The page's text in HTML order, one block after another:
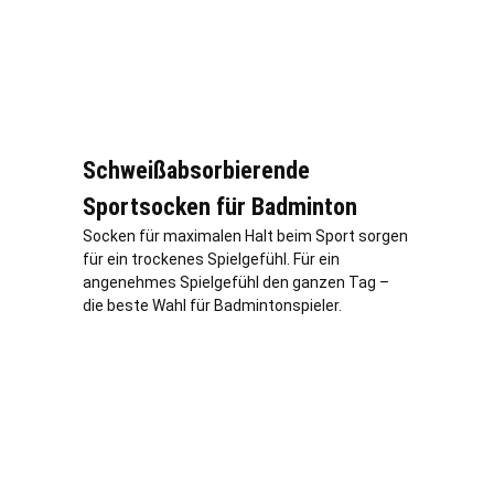
Schweißabsorbierende
Sportsocken für Badminton
Socken für maximalen Halt beim Sport sorgen
für ein trockenes Spielgefühl. Für ein
angenehmes Spielgefühl den ganzen Tag –
die beste Wahl für Badmintonspieler.